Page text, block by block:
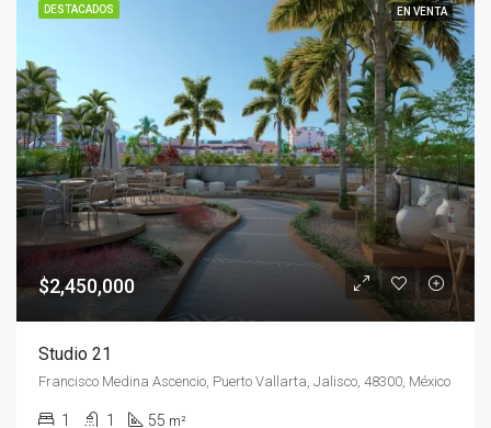
DESTACADOS EN VENTA
$2,450,000
Studio 21
Francisco Medina Ascencio, Puerto Vallarta, Jalisco, 48300, México
1 1 55 m²